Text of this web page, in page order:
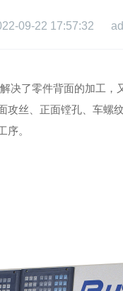
09-22 17:57:32
决了零件背面的加工
丝、正面镗孔、车螺
序。